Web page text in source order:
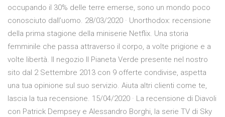
occupando il 30% delle terre emerse, sono un mondo poco
conosciuto dall’uomo. 28/03/2020 · Unorthodox: recensione
della prima stagione della miniserie Netflix. Una storia
femminile che passa attraverso il corpo, a volte prigione e a
volte libertà. Il negozio Il Pianeta Verde presente nel nostro
sito dal 2 Settembre 2013 con 9 offerte condivise, aspetta
una tua opinione sul suo servizio. Aiuta altri clienti come te,
lascia la tua recensione. 15/04/2020 · La recensione di Diavoli
con Patrick Dempsey e Alessandro Borghi, la serie TV di Sky